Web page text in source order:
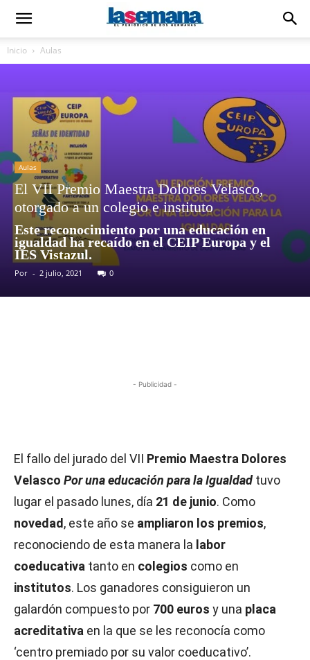
Inicio Aulas
Aulas
El VII Premio Maestra Dolores Velasco,
otorgado a un colegio e instituto
Este reconocimiento por una educación en
igualdad ha recaído en el CEIP Europa y el
IES Vistazul.
Por - 2 julio, 2021 0
- Publicidad -
El fallo del jurado del VII Premio Maestra Dolores
Velasco Por una educación para la Igualdad tuvo
lugar el pasado lunes, día 21 de junio. Como
novedad , este año se ampliaron los premios,
reconociendo de esta manera la labor
coeducativa tanto en colegios como en
institutos. Los ganadores consiguieron un
galardón compuesto por 700 euros y una placa
acreditativa en la que se les reconocía como
‘centro premiado por su valor coeducativo’.